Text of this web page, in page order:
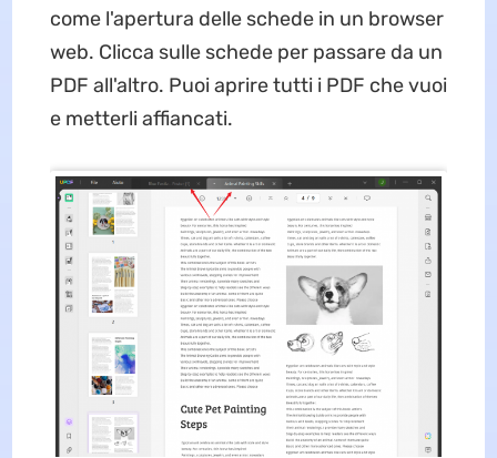
come l'apertura delle schede in un browser
web. Clicca sulle schede per passare da un
PDF all'altro. Puoi aprire tutti i PDF che vuoi
e metterli affiancati.